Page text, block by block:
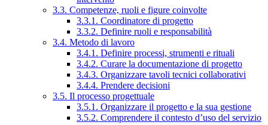
3.3. Competenze, ruoli e figure coinvolte
3.3.1. Coordinatore di progetto
3.3.2. Definire ruoli e responsabilità
3.4. Metodo di lavoro
3.4.1. Definire processi, strumenti e rituali
3.4.2. Curare la documentazione di progetto
3.4.3. Organizzare tavoli tecnici collaborativi
3.4.4. Prendere decisioni
3.5. Il processo progettuale
3.5.1. Organizzare il progetto e la sua gestione
3.5.2. Comprendere il contesto d’uso del servizio